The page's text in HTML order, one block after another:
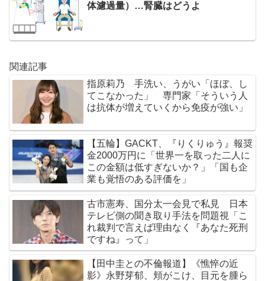
体濾過量）…腎臓はどうよ
関連記事
指原莉乃 手洗い、うがい「ほぼ、し
てこなかった」 専門家「そういう人
は抗体が増えていくから免疫が強い」
【五輪】GACKT、『りくりゅう』報奨
金2000万円に「世界一を取った二人に
この金額は低すぎないか？」「国も企
業も覚悟のある評価を」
古市憲寿、国分太一会見で私見 日本
テレビ側の聞き取り手法を問題視「こ
れ裁判で言えば理由なく『あなた死刑
ですね』って」
【田中圭との不倫報道】《憔悴の近
影》永野芽郁、頬がこけ、目元を腫ら